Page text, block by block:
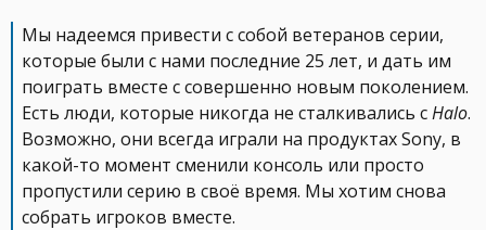
Мы надеемся привести с собой ветеранов серии,
которые были с нами последние 25 лет, и дать им
поиграть вместе с совершенно новым поколением.
Есть люди, которые никогда не сталкивались сHalo.
Возможно, они всегда играли на продуктах Sony, в
какой-то момент сменили консоль или просто
пропустили серию в своё время. Мы хотим снова
собрать игроков вместе.